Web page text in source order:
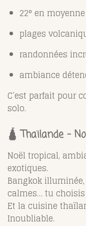
22° en moyenne
plages
randonnées
ambiance
C’est parfait pour
solo.
🛕 Thaïlande –
Noël tropical,
exotiques.
Bangkok
calmes… tu
Et la cuisine
Inoubliable.